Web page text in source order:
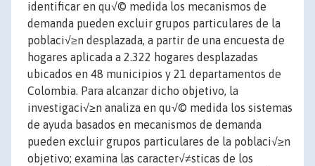
identificar en qu√© medida los mecanismos de
demanda pueden excluir grupos particulares de la
poblaci√≥n desplazada, a partir de una encuesta de
hogares aplicada a 2.322 hogares desplazadas
ubicados en 48 municipios y 21 departamentos de
Colombia. Para alcanzar dicho objetivo, la
investigaci√≥n analiza en qu√© medida los sistemas
de ayuda basados en mecanismos de demanda
pueden excluir grupos particulares de la poblaci√≥n
objetivo; examina las caracter√≠sticas de los